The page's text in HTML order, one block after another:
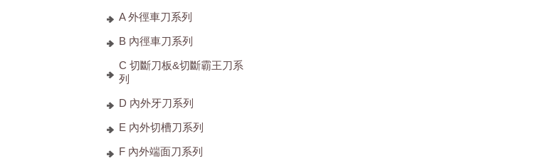
A 外徑車刀系列
B 內徑車刀系列
C 切斷刀板&切斷霸王刀系
列
D 內外牙刀系列
E 內外切槽刀系列
F 內外端面刀系列